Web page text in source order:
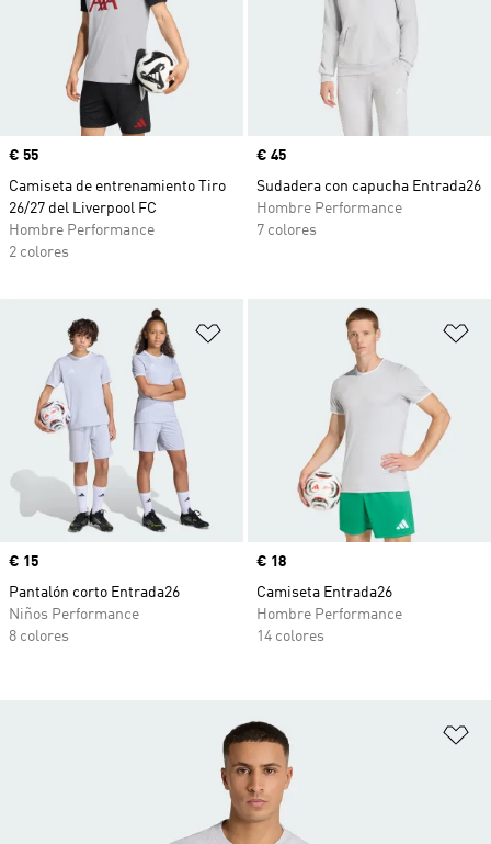
Precio
€ 55
Camiseta de entrenamiento Tiro
26/27 del Liverpool FC
Hombre Performance
2 colores
Precio
€ 45
Sudadera con capucha Entrada26
Hombre Performance
7 colores
Añadir a la lista de deseos
Precio
€ 15
Pantalón corto Entrada26
Niños Performance
8 colores
Precio
€ 18
Camiseta Entrada26
Hombre Performance
14 colores